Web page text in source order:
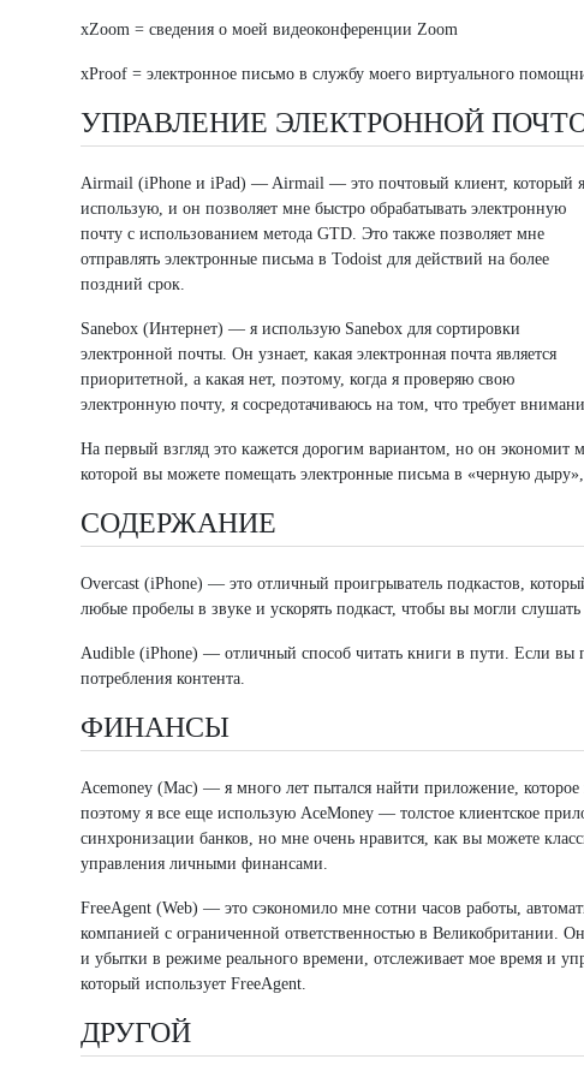
xZoom = сведения о моей видеоконференции Zoom
xProof = электронное письмо в службу моего виртуального
УПРАВЛЕНИЕ ЭЛЕКТРОННОЙ
Airmail (iPhone и iPad) — Airmail — это почтовый клиент, который я
использую, и он позволяет мне быстро обрабатывать электронную
почту с использованием метода GTD. Это также позволяет мне
отправлять электронные письма в Todoist для действий на более
поздний срок.
Sanebox (Интернет) — я использую Sanebox для сортировки
электронной почты. Он узнает, какая электронная почта является
приоритетной, а какая нет, поэтому, когда я проверяю свою
электронную почту, я сосредотачиваюсь на том, что требует
На первый взгляд это кажется дорогим вариантом, но он
которой вы можете помещать электронные письма в «черную
СОДЕРЖАНИЕ
Overcast (iPhone) — это отличный проигрыватель подкастов,
любые пробелы в звуке и ускорять подкаст, чтобы вы могли слушать
Audible (iPhone) — отличный способ читать книги в пути. Если вы
потребления контента.
ФИНАНСЫ
Acemoney (Mac) — я много лет пытался найти приложение,
поэтому я все еще использую AceMoney — толстое клиентское
синхронизации банков, но мне очень нравится, как вы можете
управления личными финансами.
FreeAgent (Web) — это сэкономило мне сотни часов работы,
компанией с ограниченной ответственностью в Великобритании.
и убытки в режиме реального времени, отслеживает мое время и
который использует FreeAgent.
ДРУГОЙ